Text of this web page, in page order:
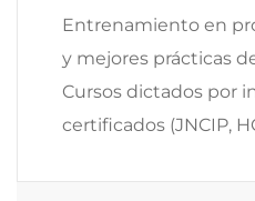
Entrenamiento en
y mejores prácticas
Cursos dictados por
certificados (JNCIP,